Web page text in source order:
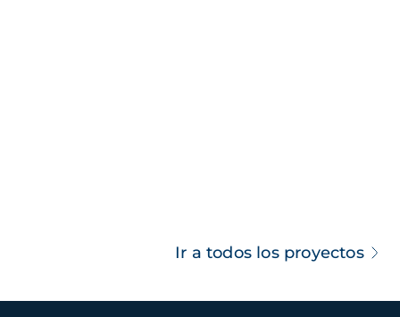
Ir a todos los proyectos